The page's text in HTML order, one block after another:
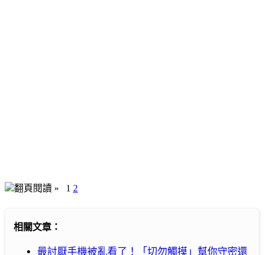
翻頁閱讀 » 1 2
相關文章：
最討厭手機被亂看了！「切勿觸摸」幫你守密還